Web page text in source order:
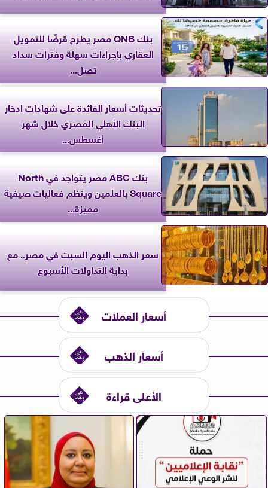
بنك QNB مصر يطرح قرضًا للتمويل
العقاري بإجراءات سهلة وفترات سداد
تصل...
تحديثات أسعار الفائدة على شهادات ادخار
البنك الأهلي المصري خلال شهر
أغسطس...
بنك ABC مصر يتواجد في North
Square بالعلمين وينظم فعاليات صيفية
مميزة...
سعر الذهب اليوم السبت في مصر.. مع
بداية التداولات الأسبوع
أسعار العملات
أسعار الذهب
الأعلى قراءة